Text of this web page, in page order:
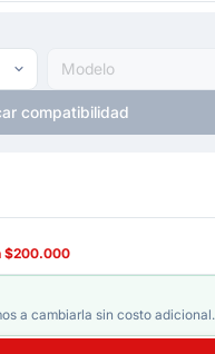
compatibilidad
$200.000
a cambiarla sin costo adicional.